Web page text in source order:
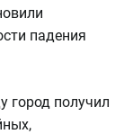
падения
город получил